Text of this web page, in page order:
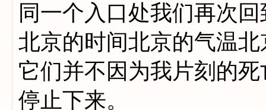
同一个入口处我们再次
北京的时间北京的气温
它们并不因为我片刻的死
停止下来。